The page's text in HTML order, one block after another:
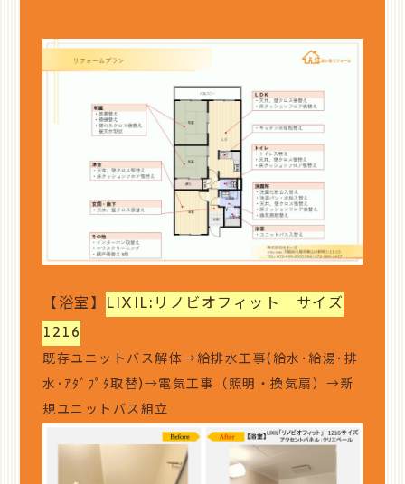
【浴室】 LIXIL:リノビオフィット サイズ
1216
既存ユニットバス解体→給排水工事(給水･給湯･排
水･ｱﾀﾞﾌﾟﾀ取替)→電気工事（照明・換気扇）→新
規ユニットバス組立